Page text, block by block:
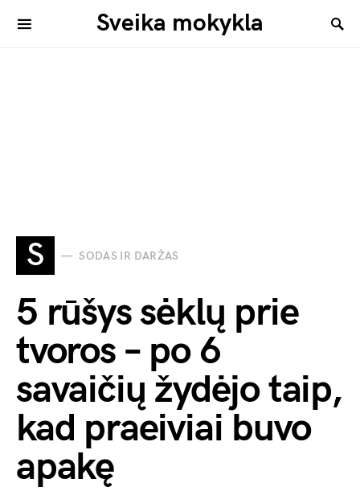
Sveika mokykla
S SODAS IR DARŽAS
5 rūšys sėklų prie
tvoros – po 6
savaičių žydėjo taip,
kad praeiviai buvo
apakę